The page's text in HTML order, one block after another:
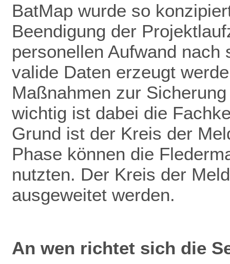
BatMap wurde so
Beendigung der
personellen Aufwand
valide Daten erzeugt
Maßnahmen zur
wichtig ist dabei die
Grund ist der Kreis der
Phase können die
nutzten. Der Kreis der
ausgeweitet werden.
An wen richtet sich die